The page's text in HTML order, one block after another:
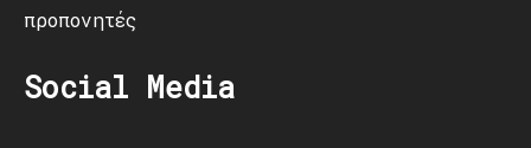
προπονητές
Social Media